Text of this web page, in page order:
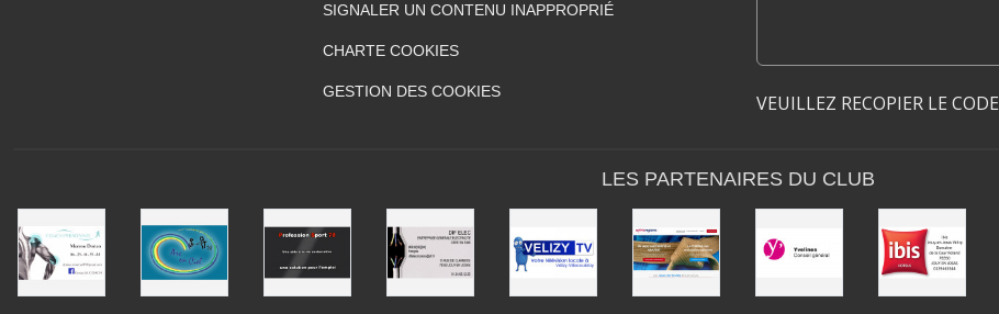
SIGNALER UN CONTENU INAPPROPRIÉ
CHARTE COOKIES
GESTION DES COOKIES VEUILLEZ RECOPIER LE CODE
LES PARTENAIRES DU CLUB